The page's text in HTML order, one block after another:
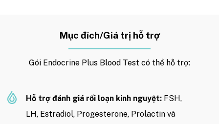
Mục đích/Giá trị hỗ trợ
Gói Endocrine Plus Blood Test có thể hỗ trợ:
Hỗ trợ đánh giá rối loạn kinh nguyệt: FSH,
LH, Estradiol, Progesterone, Prolactin và